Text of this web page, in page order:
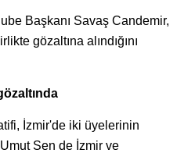
Başkanı Savaş Candemir,
gözaltına alındığını
İzmir'de iki üyelerinin
Umut Sen de İzmir ve